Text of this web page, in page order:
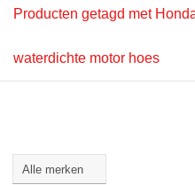
Producten getagd met
waterdichte motor hoes